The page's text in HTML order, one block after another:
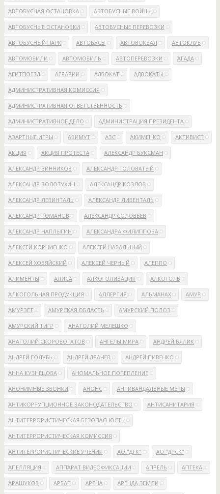
АВТОБУСНАЯ ОСТАНОВКА АВТОБУСНЫЕ ВОЙНЫ
АВТОБУСНЫЕ ОСТАНОВКИ АВТОБУСНЫЕ ПЕРЕВОЗКИ
АВТОБУСНЫЙ ПАРК АВТОБУСЫ АВТОВОКЗАЛ АВТОКЛУБ
АВТОМОБИЛИ АВТОМОБИЛЬ АВТОПЕРЕВОЗКИ АГАДА
АГИТПОЕЗД АГРАРИИ АДВОКАТ АДВОКАТЫ
АДМИНИСТРАТИВНАЯ КОМИССИЯ
АДМИНИСТРАТИВНАЯ ОТВЕТСТВЕННОСТЬ
АДМИНИСТРАТИВНОЕ ДЕЛО АДМИНИСТРАЦИЯ ПРЕЗИДЕНТА
АЗАРТНЫЕ ИГРЫ АЗИМУТ АЗС АКИМЕНКО АКТИВИСТ
АКЦИЯ АКЦИЯ ПРОТЕСТА АЛЕКСАНДР БУКСМАН
АЛЕКСАНДР ВИННИКОВ АЛЕКСАНДР ГОЛОВАТЫЙ
АЛЕКСАНДР ЗОЛОТУХИН АЛЕКСАНДР КОЗЛОВ
АЛЕКСАНДР ЛЕВИНТАЛЬ АЛЕКСАНДР ЛИВЕНТАЛЬ
АЛЕКСАНДР РОМАНОВ АЛЕКСАНДР СОЛОВЬЕВ
АЛЕКСАНДР ЧАПЛЫГИН АЛЕКСАНДРА ФИЛИППОВА
АЛЕКСЕЙ КОРНИЕНКО АЛЕКСЕЙ НАВАЛЬНЫЙ
АЛЕКСЕЙ ХОЗЯЙСКИЙ АЛЕКСЕЙ ЧЕРНЫЙ АЛЕППО
АЛИМЕНТЫ АЛИСА АЛКОГОЛИЗАЦИЯ АЛКОГОЛЬ
АЛКОГОЛЬНАЯ ПРОДУКЦИЯ АЛЛЕРГИЯ АЛЬМАНАХ АМУР
АМУРЗЕТ АМУРСКАЯ ОБЛАСТЬ АМУРСКИЙ ПОЛОЗ
АМУРСКИЙ ТИГР АНАТОЛИЙ МЕЛЕШКО
АНАТОЛИЙ СКОРОБОГАТОВ АНГЕЛЫ МИРА АНДРЕЙ БЯЛИК
АНДРЕЙ ГОЛУБЬ АНДРЕЙ ДРАЧЕВ АНДРЕЙ ПИВЕНКО
АННА КУЗНЕЦОВА АНОМАЛЬНОЕ ПОТЕПЛЕНИЕ
АНОНИМНЫЕ ЗВОНКИ АНОНС АНТИВАНДАЛЬНЫЕ МЕРЫ
АНТИКОРРУПЦИОННОЕ ЗАКОНОДАТЕЛЬСТВО АНТИСАНИТАРИЯ
АНТИТЕРРОРИСТИЧЕСКАЯ БЕЗОПАСНОСТЬ
АНТИТЕРРОРИСТИЧЕСКАЯ КОМИССИЯ
АНТИТЕРРОРИСТИЧЕСКИЕ УЧЕНИЯ АО "ДГК" АО "ДРСК"
АПЕЛЛЯЦИЯ АППАРАТ ВИДЕОФИКСАЦИИ АПРЕЛЬ АПТЕКА
АРАШУКОВ АРБАТ АРЕНА АРЕНДА ЗЕМЛИ